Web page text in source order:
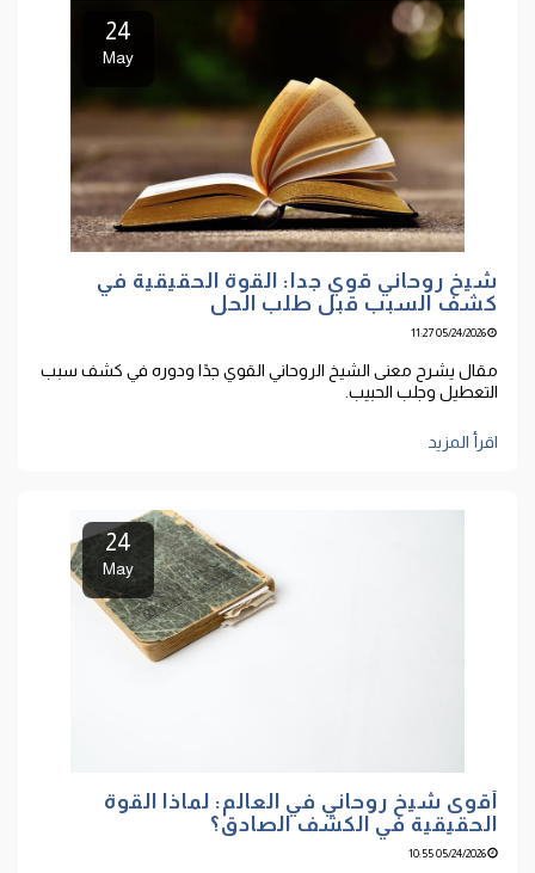
24
May
شيخ روحاني قوي جدا: القوة الحقيقية في
كشف السبب قبل طلب الحل
05/24/2026 11:27
مقال يشرح معنى الشيخ الروحاني القوي جدًا ودوره في كشف سبب
التعطيل وجلب الحبيب.
اقرأ المزيد
24
May
أقوى شيخ روحاني في العالم: لماذا القوة
الحقيقية في الكشف الصادق؟
05/24/2026 10:55